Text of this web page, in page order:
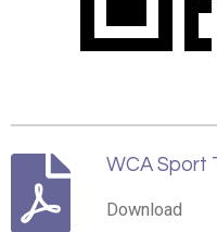
WCA Sport
Download